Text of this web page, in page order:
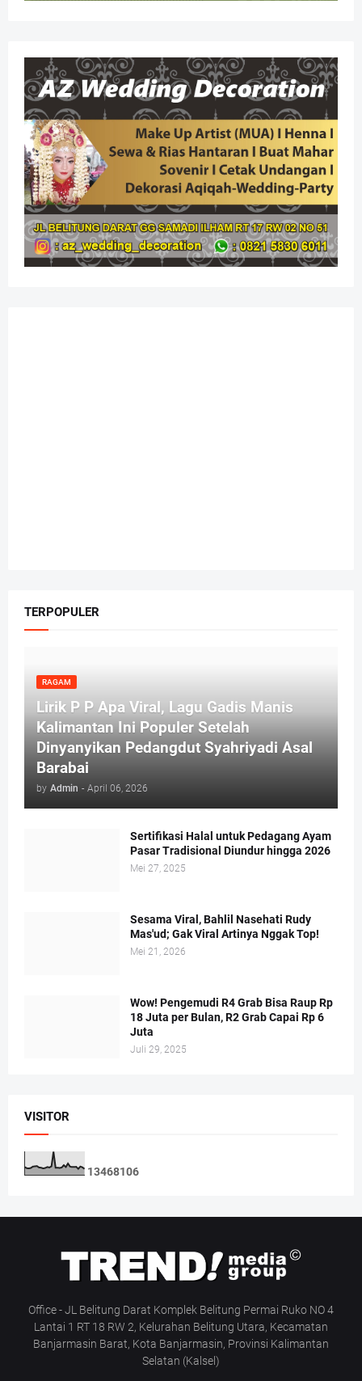
TERPOPULER
RAGAM
Lirik P P Apa Viral, Lagu Gadis Manis
Kalimantan Ini Populer Setelah
Dinyanyikan Pedangdut Syahriyadi Asal
Barabai
by Admin - April 06, 2026
Sertifikasi Halal untuk Pedagang Ayam
Pasar Tradisional Diundur hingga 2026
Mei 27, 2025
Sesama Viral, Bahlil Nasehati Rudy
Mas'ud; Gak Viral Artinya Nggak Top!
Mei 21, 2026
Wow! Pengemudi R4 Grab Bisa Raup Rp
18 Juta per Bulan, R2 Grab Capai Rp 6
Juta
Juli 29, 2025
VISITOR
13468106
Office - JL Belitung Darat Komplek Belitung Permai Ruko NO 4
Lantai 1 RT 18 RW 2, Kelurahan Belitung Utara, Kecamatan
Banjarmasin Barat, Kota Banjarmasin, Provinsi Kalimantan
Selatan (Kalsel)